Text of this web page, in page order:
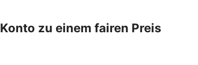
Konto zu einem fairen Preis